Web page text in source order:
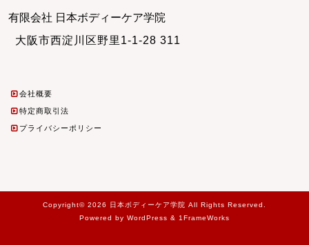
有限会社 日本ボディーケア学院
大阪市西淀川区野里1-1-28 311
会社概要
特定商取引法
プライバシーポリシー
Copyright© 2026 日本ボディーケア学院 All Rights Reserved.
Powered by WordPress & 1FrameWorks